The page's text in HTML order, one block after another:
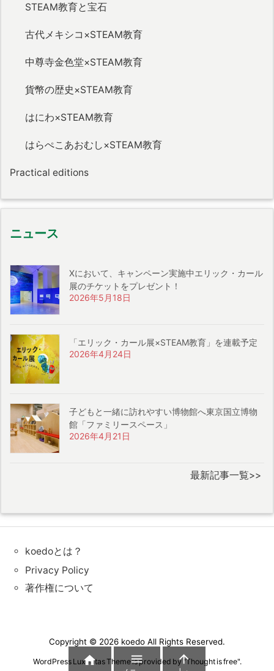
STEAM教育と宝石
古代メキシコ×STEAM教育
中尊寺金色堂×STEAM教育
貨幣の歴史×STEAM教育
はにわ×STEAM教育
はらぺこあおむし×STEAM教育
Practical editions
ニュース
Xにおいて、キャンペーン実施中エリック・カール
展のチケットをプレゼント！
2026年5月18日
「エリック・カール展×STEAM教育」を連載予定
2026年4月24日
子どもと一緒に訪れやすい博物館へ東京国立博物
館「ファミリースペース」
2026年4月21日
最新記事一覧>>
koedoとは？
Privacy Policy
著作権について
Copyright © 2026 koedo All Rights Reserved.
WordPress Luxeritas Theme is provided by "Thought is free".
  